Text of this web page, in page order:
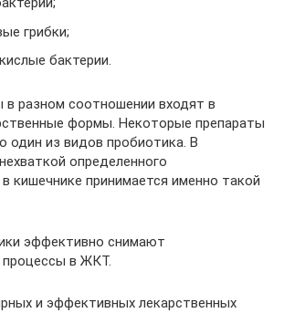
грибки;
бактерии.
в разном соотношении входят в
формы. Некоторые препараты
один из видов пробиотика. В
определенного
кишечнике принимается именно такой
эффективно снимают
процессы в ЖКТ.
и эффективных лекарственных